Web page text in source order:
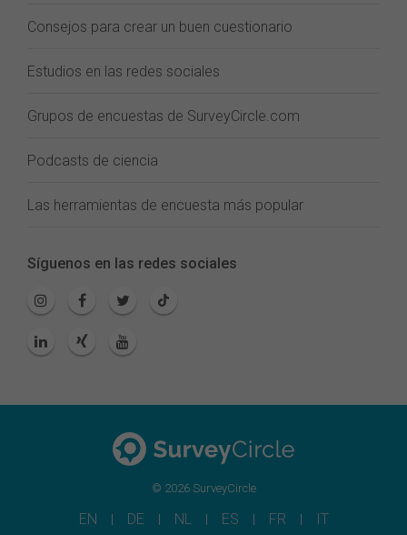
Consejos para crear un buen cuestionario
Estudios en las redes sociales
Grupos de encuestas de SurveyCircle.com
Podcasts de ciencia
Las herramientas de encuesta más popular
Síguenos en las redes sociales
© 2026 SurveyCircle
EN DE NL ES FR IT